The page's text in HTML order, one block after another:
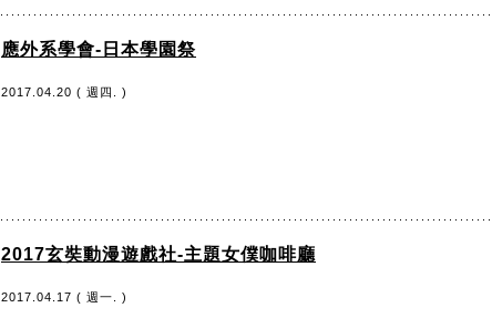
應外系學會-日本學園祭
2017.04.20 ( 週四. )
2017玄奘動漫遊戲社-主題女僕咖啡廳
2017.04.17 ( 週一. )